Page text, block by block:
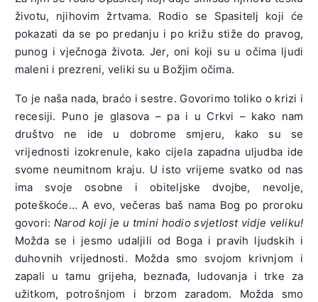
životu, njihovim žrtvama. Rodio se Spasitelj koji će
pokazati da se po predanju i po križu stiže do pravog,
punog i vječnoga života. Jer, oni koji su u očima ljudi
maleni i prezreni, veliki su u Božjim očima.
To je naša nada, braćo i sestre. Govorimo toliko o krizi i
recesiji. Puno je glasova – pa i u Crkvi – kako nam
društvo ne ide u dobrome smjeru, kako su se
vrijednosti izokrenule, kako cijela zapadna uljudba ide
svome neumitnom kraju. U isto vrijeme svatko od nas
ima svoje osobne i obiteljske dvojbe, nevolje,
poteškoće… A evo, večeras baš nama Bog po proroku
govori: Narod koji je u tmini hodio svjetlost vidje veliku!
Možda se i jesmo udaljili od Boga i pravih ljudskih i
duhovnih vrijednosti. Možda smo svojom krivnjom i
zapali u tamu grijeha, beznađa, ludovanja i trke za
užitkom, potrošnjom i brzom zaradom. Možda smo